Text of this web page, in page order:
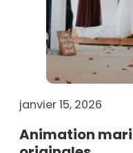
janvier 15, 2026
Animation